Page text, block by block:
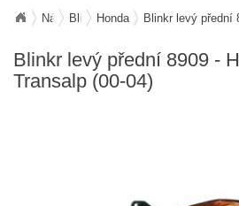
Náhradní díly
BlinkryHonda Blinkr levý přední
Blinkr levý přední 8909 -
Transalp (00-04)